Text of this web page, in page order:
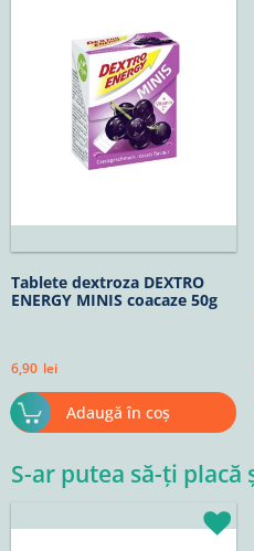
Tablete dextroza DEXTRO
ENERGY MINIS coacaze 50g
6,90 lei
Adaugă în coș
S-ar putea să-ți placă